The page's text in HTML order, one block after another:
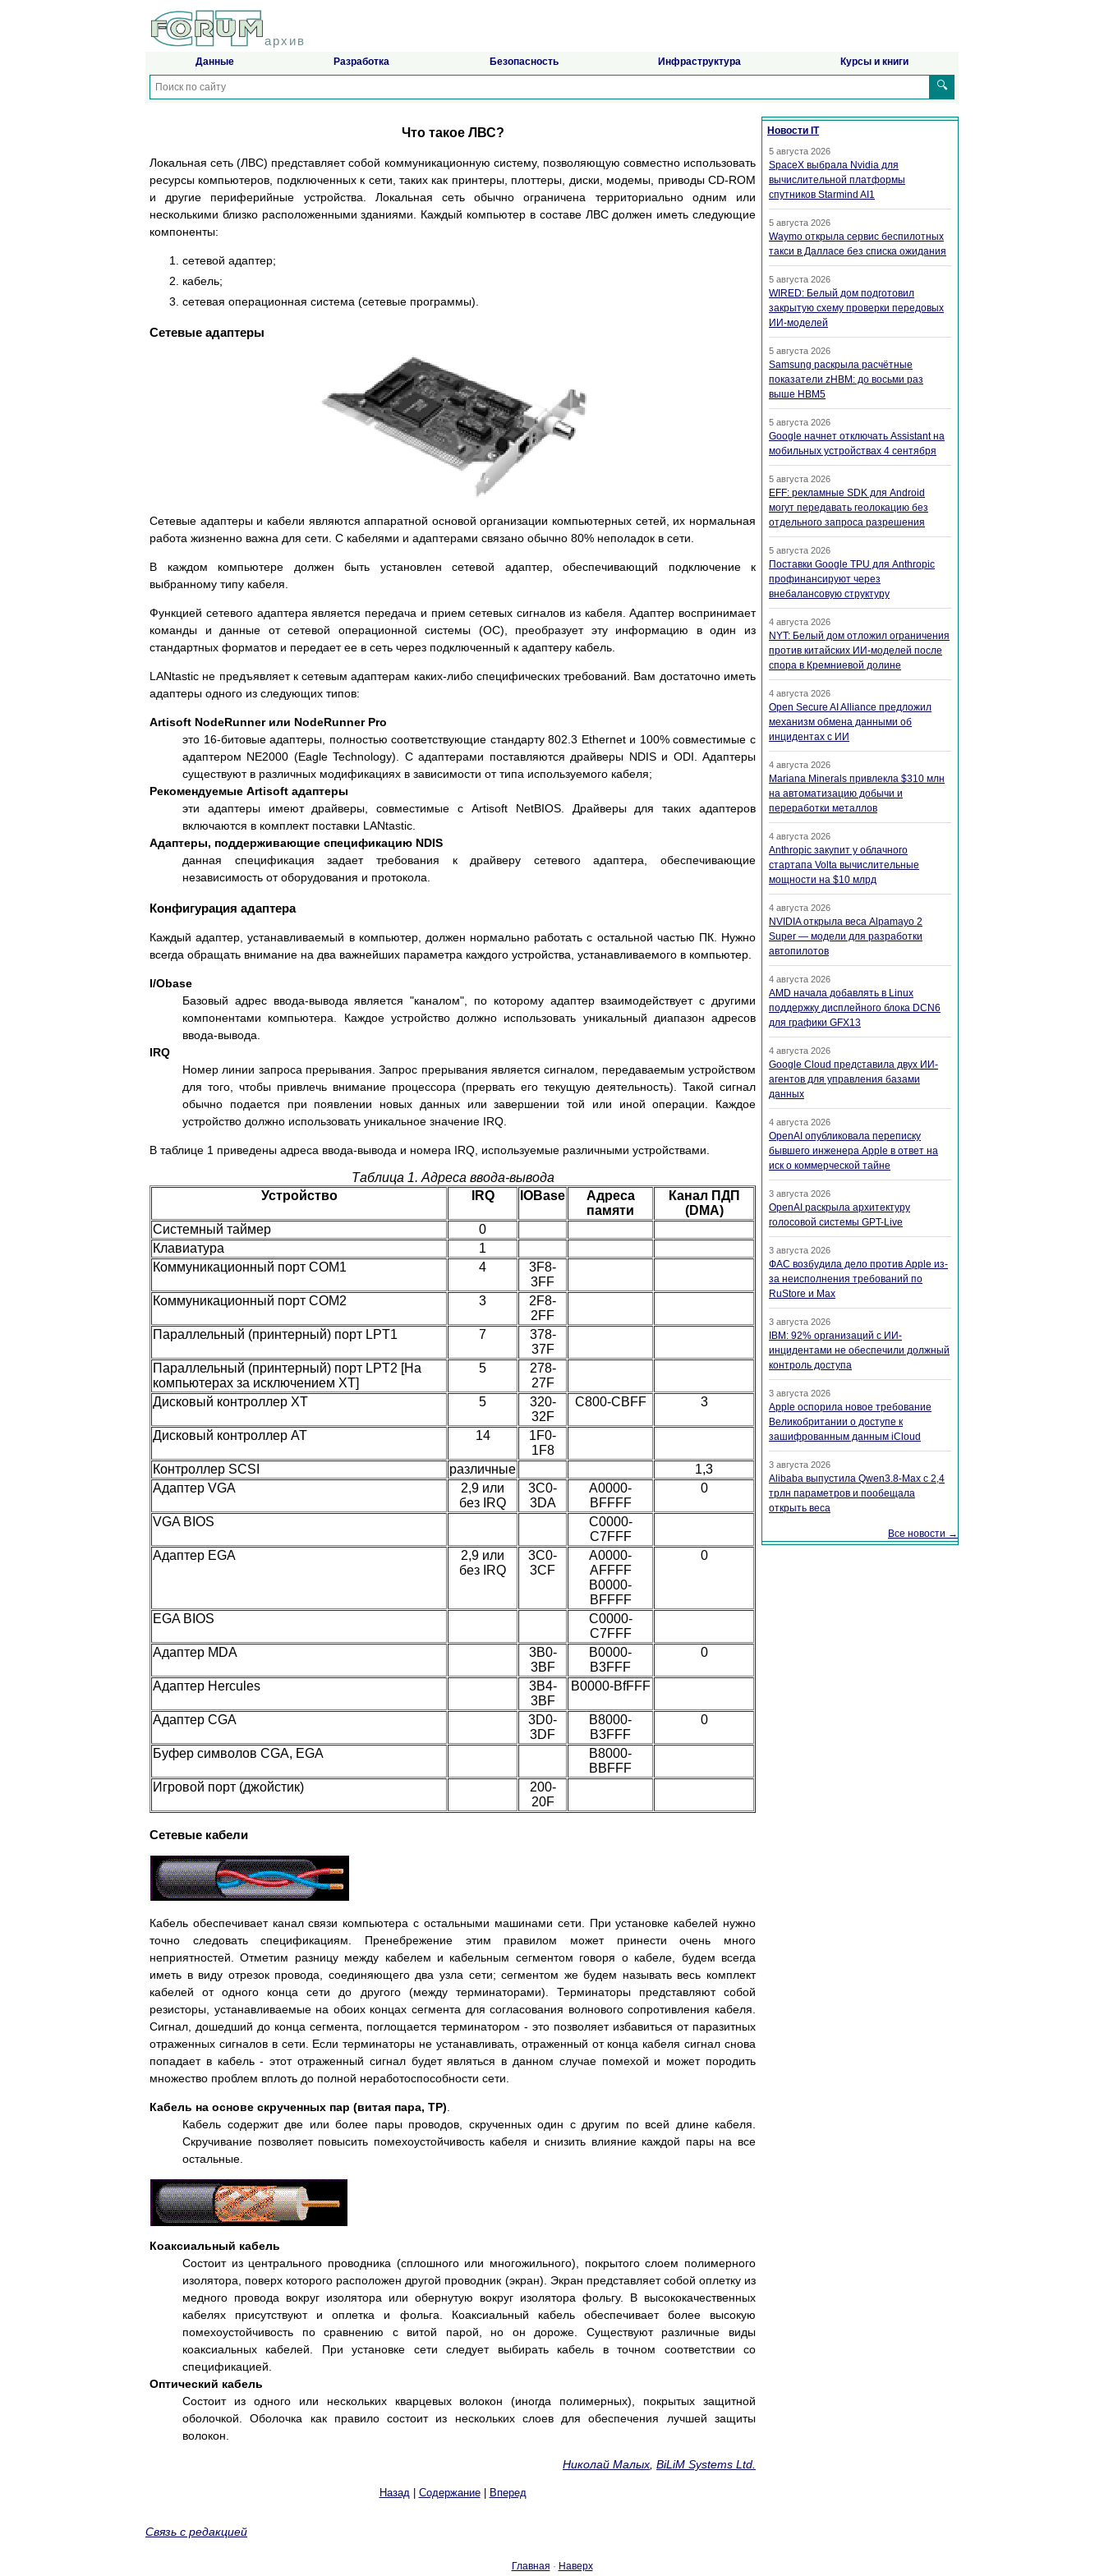
архив
Данные Разработка Безопасность Инфраструктура Курсы и книги
🔍
Что такое ЛВС?
Локальная сеть (ЛВС) представляет собой коммуникационную систему, позволяющую совместно использовать
ресурсы компьютеров, подключенных к сети, таких как принтеры, плоттеры, диски, модемы, приводы CD-ROM
и другие периферийные устройства. Локальная сеть обычно ограничена территориально одним или
несколькими близко расположенными зданиями. Каждый компьютер в составе ЛВС должен иметь следующие
компоненты:
сетевой адаптер;
кабель;
сетевая операционная система (сетевые программы).
Сетевые адаптеры
Сетевые адаптеры и кабели являются аппаратной основой организации компьютерных сетей, их нормальная
работа жизненно важна для сети. С кабелями и адаптерами связано обычно 80% неполадок в сети.
В каждом компьютере должен быть установлен сетевой адаптер, обеспечивающий подключение к
выбранному типу кабеля.
Функцией сетевого адаптера является передача и прием сетевых сигналов из кабеля. Адаптер воспринимает
команды и данные от сетевой операционной системы (ОС), преобразует эту информацию в один из
стандартных форматов и передает ее в сеть через подключенный к адаптеру кабель.
LANtastic не предъявляет к сетевым адаптерам каких-либо специфических требований. Вам достаточно иметь
адаптеры одного из следующих типов:
Artisoft NodeRunner или NodeRunner Pro
это 16-битовые адаптеры, полностью соответствующие стандарту 802.3 Ethernet и 100% совместимые с
адаптером NE2000 (Eagle Technology). С адаптерами поставляются драйверы NDIS и ODI. Адаптеры
существуют в различных модификациях в зависимости от типа используемого кабеля;
Рекомендуемые Artisoft адаптеры
эти адаптеры имеют драйверы, совместимые с Artisoft NetBIOS. Драйверы для таких адаптеров
включаются в комплект поставки LANtastic.
Адаптеры, поддерживающие спецификацию NDIS
данная спецификация задает требования к драйверу сетевого адаптера, обеспечивающие
независимость от оборудования и протокола.
Конфигурация адаптера
Каждый адаптер, устанавливаемый в компьютер, должен нормально работать с остальной частью ПК. Нужно
всегда обращать внимание на два важнейших параметра каждого устройства, устанавливаемого в компьютер.
I/Obase
Базовый адрес ввода-вывода является "каналом", по которому адаптер взаимодействует с другими
компонентами компьютера. Каждое устройство должно использовать уникальный диапазон адресов
ввода-вывода.
IRQ
Номер линии запроса прерывания. Запрос прерывания является сигналом, передаваемым устройством
для того, чтобы привлечь внимание процессора (прервать его текущую деятельность). Такой сигнал
обычно подается при появлении новых данных или завершении той или иной операции. Каждое
устройство должно использовать уникальное значение IRQ.
В таблице 1 приведены адреса ввода-вывода и номера IRQ, используемые различными устройствами.
Таблица 1. Адреса ввода-вывода
Устройство
IRQ IOBase
Адреса
памяти
Канал ПДП
(DMA)
Системный таймер
0
Клавиатура
1
Коммуникационный порт COM1
4
3F8-
3FF
Коммуникационный порт COM2
3
2F8-
2FF
Параллельный (принтерный) порт LPT1
7
378-
37F
Параллельный (принтерный) порт LPT2 [На
компьютерах за исключением XT]
5
278-
27F
Дисковый контроллер XT
5
320-
32F
C800-CBFF 3
Дисковый контроллер AT 14
1F0-
1F8
Контроллер SCSI
различные
1,3
Адаптер VGA
2,9 или
без IRQ
3C0-
3DA
A0000-
BFFFF
0
VGA BIOS
C0000-
C7FFF
Адаптер EGA
2,9 или
без IRQ
3C0-
3CF
A0000-
AFFFF
B0000-
BFFFF
0
EGA BIOS
C0000-
C7FFF
Адаптер MDA
3B0-
3BF
B0000-
B3FFF
0
Адаптер Hercules
3B4-
3BF
B0000-BfFFF
Адаптер CGA
3D0-
3DF
B8000-
B3FFF
0
Буфер символов CGA, EGA
B8000-
BBFFF
Игровой порт (джойстик)
200-
20F
Сетевые кабели
Кабель обеспечивает канал связи компьютера с остальными машинами сети. При установке кабелей нужно
точно следовать спецификациям. Пренебрежение этим правилом может принести очень много
неприятностей. Отметим разницу между кабелем и кабельным сегментом говоря о кабеле, будем всегда
иметь в виду отрезок провода, соединяющего два узла сети; сегментом же будем называть весь комплект
кабелей от одного конца сети до другого (между терминаторами). Терминаторы представляют собой
резисторы, устанавливаемые на обоих концах сегмента для согласования волнового сопротивления кабеля.
Сигнал, дошедший до конца сегмента, поглощается терминатором - это позволяет избавиться от паразитных
отраженных сигналов в сети. Если терминаторы не устанавливать, отраженный от конца кабеля сигнал снова
попадает в кабель - этот отраженный сигнал будет являться в данном случае помехой и может породить
множество проблем вплоть до полной неработоспособности сети.
Кабель на основе скрученных пар (витая пара, TP)
Кабель содержит две или более пары проводов, скрученных один с другим по всей длине кабеля.
Скручивание позволяет повысить помехоустойчивость кабеля и снизить влияние каждой пары на все
остальные.
Коаксиальный кабель
Состоит из центрального проводника (сплошного или многожильного), покрытого слоем полимерного
изолятора, поверх которого расположен другой проводник (экран). Экран представляет собой оплетку из
медного провода вокруг изолятора или обернутую вокруг изолятора фольгу. В высококачественных
кабелях присутствуют и оплетка и фольга. Коаксиальный кабель обеспечивает более высокую
помехоустойчивость по сравнению с витой парой, но он дороже. Существуют различные виды
коаксиальных кабелей. При установке сети следует выбирать кабель в точном соответствии со
спецификацией.
Оптический кабель
Состоит из одного или нескольких кварцевых волокон (иногда полимерных), покрытых защитной
оболочкой. Оболочка как правило состоит из нескольких слоев для обеспечения лучшей защиты
волокон.
Николай Малых BiLiM Systems Ltd.
Назад| Содержание| Вперед
Новости IT
5 августа 2026
SpaceX выбрала Nvidia для
вычислительной платформы
спутников Starmind AI1
5 августа 2026
Waymo открыла сервис беспилотных
такси в Далласе без списка ожидания
5 августа 2026
WIRED: Белый дом подготовил
закрытую схему проверки передовых
ИИ-моделей
5 августа 2026
Samsung раскрыла расчётные
показатели zHBM: до восьми раз
выше HBM5
5 августа 2026
Google начнет отключать Assistant на
мобильных устройствах 4 сентября
5 августа 2026
EFF: рекламные SDK для Android
могут передавать геолокацию без
отдельного запроса разрешения
5 августа 2026
Поставки Google TPU для Anthropic
профинансируют через
внебалансовую структуру
4 августа 2026
NYT: Белый дом отложил ограничения
против китайских ИИ-моделей после
спора в Кремниевой долине
4 августа 2026
Open Secure AI Alliance предложил
механизм обмена данными об
инцидентах с ИИ
4 августа 2026
Mariana Minerals привлекла $310 млн
на автоматизацию добычи и
переработки металлов
4 августа 2026
Anthropic закупит у облачного
стартапа Volta вычислительные
мощности на $10 млрд
4 августа 2026
NVIDIA открыла веса Alpamayo 2
Super — модели для разработки
автопилотов
4 августа 2026
AMD начала добавлять в Linux
поддержку дисплейного блока DCN6
для графики GFX13
4 августа 2026
Google Cloud представила двух ИИ-
агентов для управления базами
данных
4 августа 2026
OpenAI опубликовала переписку
бывшего инженера Apple в ответ на
иск о коммерческой тайне
3 августа 2026
OpenAI раскрыла архитектуру
голосовой системы GPT-Live
3 августа 2026
ФАС возбудила дело против Apple из-
за неисполнения требований по
RuStore и Max
3 августа 2026
IBM: 92% организаций с ИИ-
инцидентами не обеспечили должный
контроль доступа
3 августа 2026
Apple оспорила новое требование
Великобритании о доступе к
зашифрованным данным iCloud
3 августа 2026
Alibaba выпустила Qwen3.8-Max с 2,4
трлн параметров и пообещала
открыть веса
Все новости →
Связь с редакцией
Главная · Наверх